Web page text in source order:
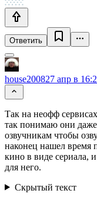
Ответить
house200827 апр в
Так на неофф
так понимаю они
озвучникам чтобы
наконец нашел время
кино в виде сериала,
для него.
Скрытый текст